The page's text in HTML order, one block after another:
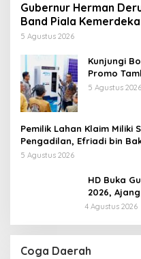
Gubernur Herman
Band Piala
dan Kedisiplinan
5 Agustus 2026
Kunjungi
Promo
5 Agustus 2026
Pemilik Lahan Klaim Miliki
Pengadilan, Efriadi bin
5 Agustus 2026
HD Buka
2026,
Baru
4 Agustus 2026
Coga Daerah